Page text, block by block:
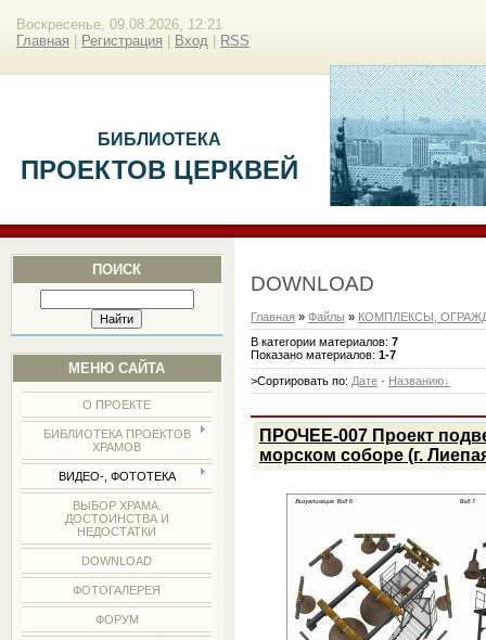
Воскресенье, 09.08.2026, 12:21
Главная
Регистрация Вход RSS
БИБЛИОТЕКА
ПРОЕКТОВ ЦЕРКВЕЙ
ПОИСК
МЕНЮ САЙТА
О ПРОЕКТЕ
БИБЛИОТЕКА ПРОЕКТОВ
ХРАМОВ
ВИДЕО-, ФОТОТЕКА
ВЫБОР ХРАМА.
ДОСТОИНСТВА И
НЕДОСТАТКИ
DOWNLOAD
ФОТОГАЛЕРЕЯ
ФОРУМ
DOWNLOAD
Главная » Файлы » КОМПЛЕКСЫ,
В категории материалов: 7
Показано материалов: 1-7
>Сортировать по: Дате· Названию
ПРОЧЕЕ-007 Проект
морском соборе (г.